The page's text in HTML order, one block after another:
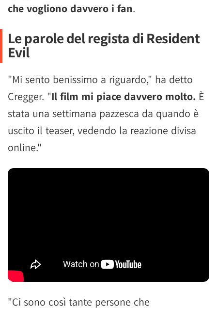
che vogliono davvero i fan.
Le parole del regista di Resident
Evil
"Mi sento benissimo a riguardo," ha detto
Cregger. "Il film mi piace davvero molto. È
stata una settimana pazzesca da quando è
uscito il teaser, vedendo la reazione divisa
online."
"Ci sono così tante persone che